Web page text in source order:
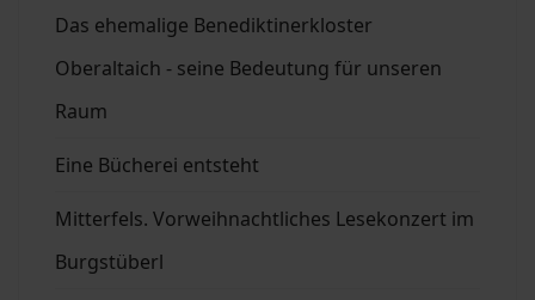
Das ehemalige Benediktinerkloster
Oberaltaich - seine Bedeutung für unseren
Raum
Eine Bücherei entsteht
Mitterfels. Vorweihnachtliches Lesekonzert im
Burgstüberl